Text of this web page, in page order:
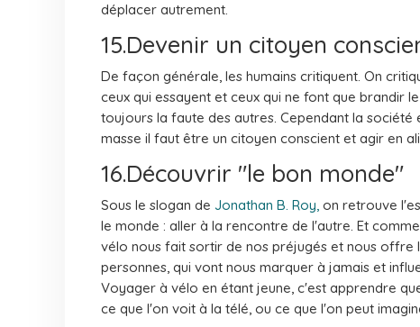
déplacer autrement.
15.Devenir un citoyen
De façon générale, les humains critiquent. On
ceux qui essayent et ceux qui ne font que brandir
toujours la faute des autres. Cependant la
masse il faut être un citoyen conscient et agir en
16.Découvrir "le bon monde"
Sous le slogan de Jonathan B. Roy, on retrouve
le monde : aller à la rencontre de l'autre. Et
vélo nous fait sortir de nos préjugés et nous
personnes, qui vont nous marquer à jamais et
Voyager à vélo en étant jeune, c'est apprendre
ce que l'on voit à la télé, ou ce que l'on peut